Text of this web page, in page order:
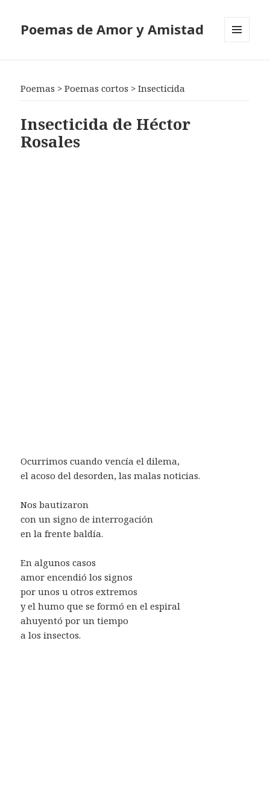
Poemas de Amor y Amistad
Poemas >Poemas cortos >Insecticida
Insecticida de Héctor
Rosales
Ocurrimos cuando vencía el dilema,
el acoso del desorden, las malas noticias.
Nos bautizaron
con un signo de interrogación
en la frente baldía.
En algunos casos
amor encendió los signos
por unos u otros extremos
y el humo que se formó en el espiral
ahuyentó por un tiempo
a los insectos.